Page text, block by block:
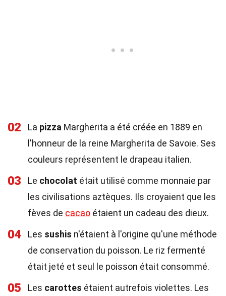
02 La pizza Margherita a été créée en 1889 en
l'honneur de la reine Margherita de Savoie. Ses
couleurs représentent le drapeau italien.
03 Le chocolat était utilisé comme monnaie par
les civilisations aztèques. Ils croyaient que les
fèves de cacao étaient un cadeau des dieux.
04 Les sushis n'étaient à l'origine qu'une méthode
de conservation du poisson. Le riz fermenté
était jeté et seul le poisson était consommé.
05 Les carottes étaient autrefois violettes. Les